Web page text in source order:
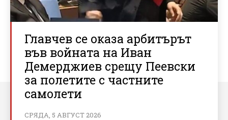
Главчев се оказа арбитърът
във войната на Иван
Демерджиев срещу Пеевски
за полетите с частните
самолети
СРЯДА, 5 АВГУСТ 2026